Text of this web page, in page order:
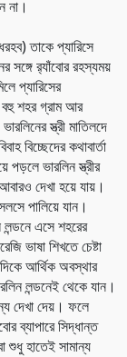
না।
তাকে প্যারিসে
র‌্যাঁবোর রহস্যময়
প্যারিসের
শহর গ্রাম আর
স্ত্রী মাতিলদে
বিচ্ছেদের কথাবার্তা
ভারলিন স্ত্রীর
দেখা হয়ে যায়।
পালিয়ে যান।
এসে শহরের
ভাষা শিখতে চেষ্টা
আর্থিক অবস্থার
লন্ডনেই থেকে যান।
দেখা দেয়। ফলে
ব্যাপারে সিদ্ধান্ত
শুধু হাতেই সামান্য